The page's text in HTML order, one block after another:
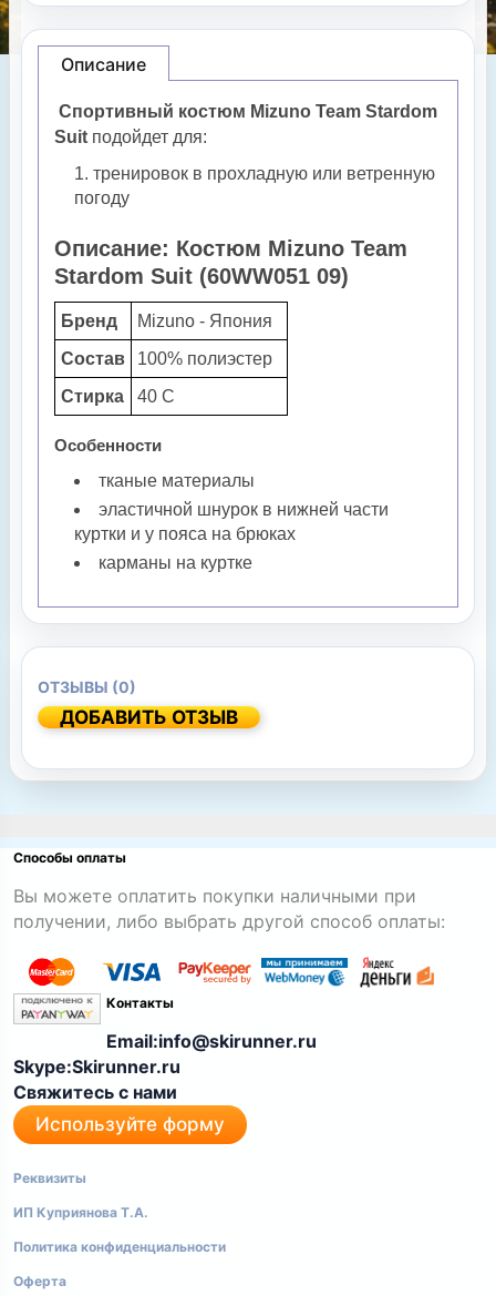
Описание
Спортивный костюм Mizuno Team Stardom
Suit подойдет для:
тренировок в прохладную или ветренную
погоду
Описание: Костюм Mizuno Team
Stardom Suit (60WW051 09)
Бренд
Mizuno - Япония
Состав
100% полиэстер
Стирка
40 С
Особенности
тканые материалы
эластичной шнурок в нижней части
куртки и у пояса на брюках
карманы на куртке
ОТЗЫВЫ (0)
ДОБАВИТЬ ОТЗЫВ
Способы оплаты
Вы можете оплатить покупки наличными при
получении, либо выбрать другой способ оплаты:
Контакты
Email:info@skirunner.ru
Skype:Skirunner.ru
Свяжитесь с нами
Используйте форму
Реквизиты
ИП Куприянова Т.А.
Политика конфиденциальности
Оферта